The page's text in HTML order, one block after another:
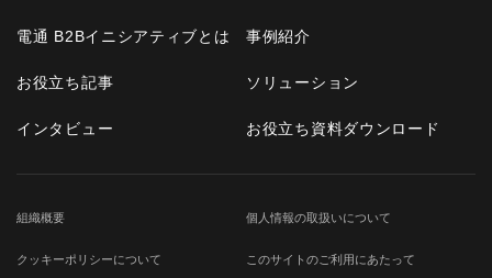
電通 B2Bイニシアティブとは
お役立ち記事
インタビュー
事例紹介
ソリューション
お役立ち資料ダウンロード
組織概要 個人情報の取扱いについて
クッキーポリシーについて このサイトのご利用にあたって